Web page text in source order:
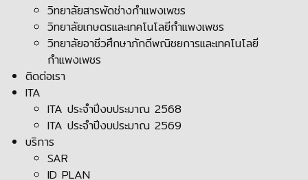
วิทยาลัยสารพัดช่างกำแพงเพชร
วิทยาลัยเกษตรและเทคโนโลยีกำแพงเพชร
วิทยาลัยอาชีวศึกษาภักดีพณิชยการและเทคโนโลยี
กำแพงเพชร
ติดต่อเรา
ITA
ITA ประจำปีงบประมาณ 2568
ITA ประจำปีงบประมาณ 2569
บริการ
SAR
ID PLAN